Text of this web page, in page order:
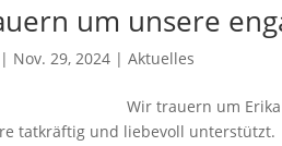
um unsere
| Nov. 29, 2024 |Aktuelles
Wir trauern um Erika
tatkräftig und liebevoll